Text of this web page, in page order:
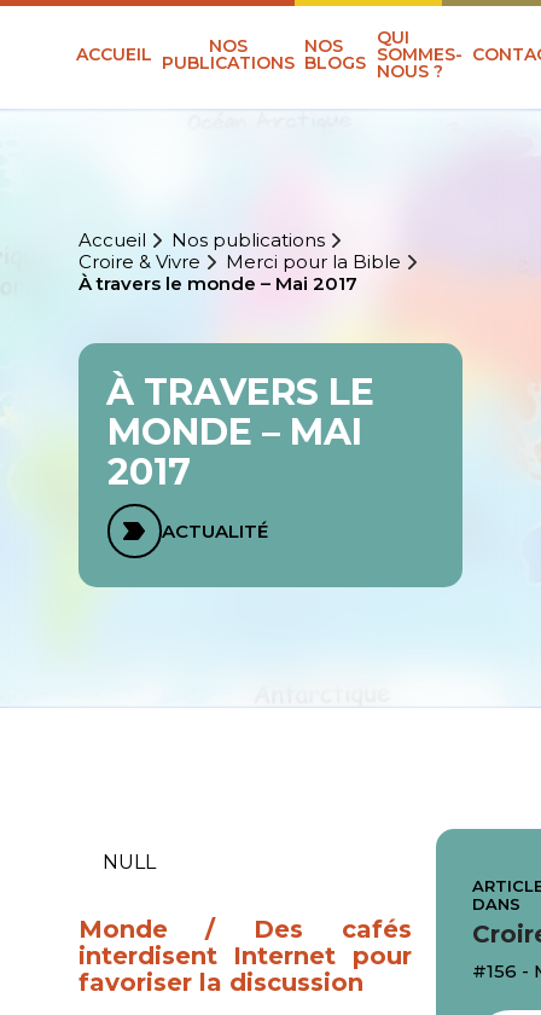
ACCUEIL NOS
PUBLICATIONS
NOS
BLOGS
QUI
SOMMES-
NOUS ?
Accueil
Nos publications
Croire & Vivre
Merci pour la Bible
À travers le monde – Mai 2017
À TRAVERS LE
MONDE – MAI
2017
ACTUALITÉ
NULL
Monde / Des cafés
interdisent Internet pour
favoriser la discussion
DANS
#156 -